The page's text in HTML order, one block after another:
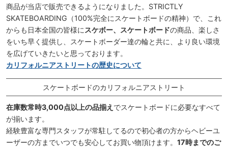
商品が当店で販売できるようになりました。STRICTLY
SKATEBOARDING（100%完全にスケートボードの精神）で、これ
からも日本全国の皆様に スケボー、スケートボードの商品、楽しさ
をいち早く提供し、スケートボーダー達の輪と共に、より良い環境
を広げていきたいと思っております。
カリフォルニアストリートの歴史について
スケートボードのカリフォルニアストリート
在庫数常時3,000点以上の品揃え でスケートボードに必要なすべて
が揃います。
経験豊富な専門スタッフが常駐してるので初心者の方からヘビーユ
ーザーの方までいつでも安心してお買い物頂けます。 17時までのご